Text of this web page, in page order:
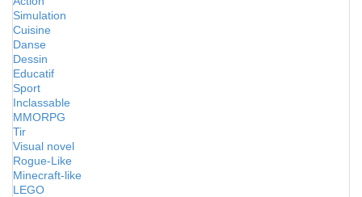
Simulation
Cuisine
Danse
Dessin
Educatif
Sport
Inclassable
MMORPG
Tir
Visual novel
Rogue-Like
Minecraft-like
LEGO